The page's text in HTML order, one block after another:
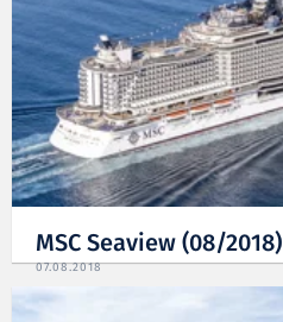
MSC Seaview (08/2018)
07.08.2018